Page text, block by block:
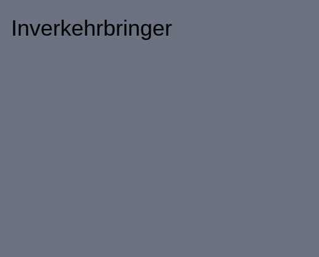
Inverkehrbringer